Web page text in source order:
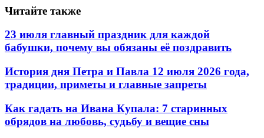
Читайте также
23 июля главный праздник для каждой
бабушки, почему вы обязаны её поздравить
История дня Петра и Павла 12 июля 2026 года,
традиции, приметы и главные запреты
Как гадать на Ивана Купала: 7 старинных
обрядов на любовь, судьбу и вещие сны